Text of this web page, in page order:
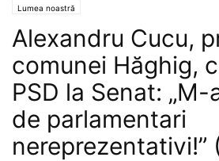
Lumea noastră
Alexandru Cucu,
comunei Hăghig,
PSD la Senat:
de parlamentari
nereprezentativi!”